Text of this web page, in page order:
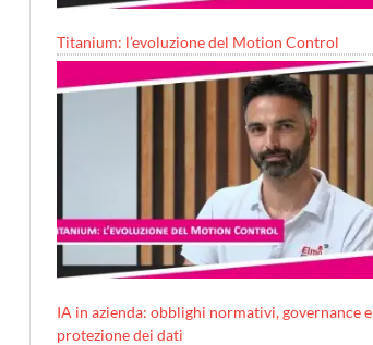
Titanium: l’evoluzione del Motion Control
IA in azienda: obblighi normativi, governance e
protezione dei dati